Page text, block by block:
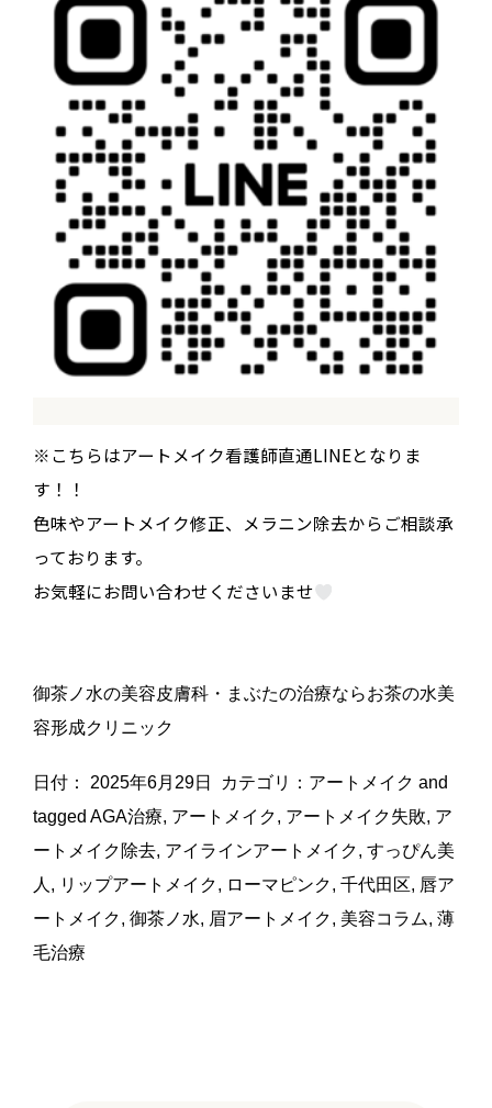
※こちらはアートメイク看護師直通LINEとなりま
す！！
色味やアートメイク修正、メラニン除去からご相談承
っております。
お気軽にお問い合わせくださいませ
御茶ノ水の美容皮膚科・まぶたの治療ならお茶の水美
容形成クリニック
日付： 2025年6月29日 カテゴリ： アートメイク and
tagged AGA治療, アートメイク, アートメイク失敗, ア
ートメイク除去, アイラインアートメイク, すっぴん美
人 , リップアートメイク, ローマピンク, 千代田区, 唇ア
ートメイク, 御茶ノ水, 眉アートメイク, 美容コラム, 薄
毛治療